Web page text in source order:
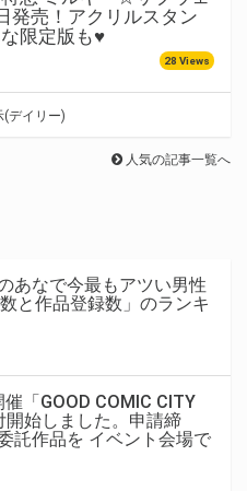
発売！アクリルスタン
限定版も♥
28 Views
(デイリー)
人気の記事一覧へ
あなで今最もアツい男性
と作品登録数」のランキ
「GOOD COMIC CITY
始しました。申請締
託作品を イベント会場で